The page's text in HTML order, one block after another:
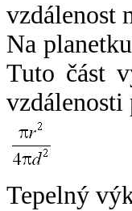
vzdálenost
Na
Tuto část
vzdálenosti
Tepelný